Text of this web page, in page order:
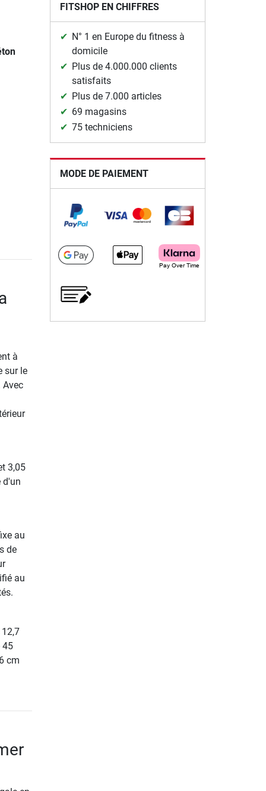
à
sur le
Avec
3,05
d'un
au
de
au
45
cm
FITSHOP EN CHIFFRES
N° 1 en Europe du fitness à
domicile
Plus de 4.000.000 clients
satisfaits
Plus de 7.000 articles
69 magasins
75 techniciens
MODE DE PAIEMENT